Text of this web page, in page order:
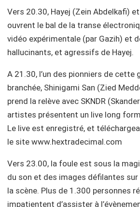
Vers 20.30, Hayej (Zein Abdelkafi)
ouvrent le bal de la transe
vidéo expérimentale (par Gazih) et
hallucinants, et agressifs de Hayej.
A 21.30, l’un des pionniers de cette
branchée, Shinigami San (Zied
prend la relève avec SKNDR
artistes présentent un live long
Le live est enregistré, et
le site www.hextradecimal.com
Vers 23.00, la foule est sous la
du son et des images défilantes sur
la scène. Plus de 1.300 personnes
impatientent d’assister à